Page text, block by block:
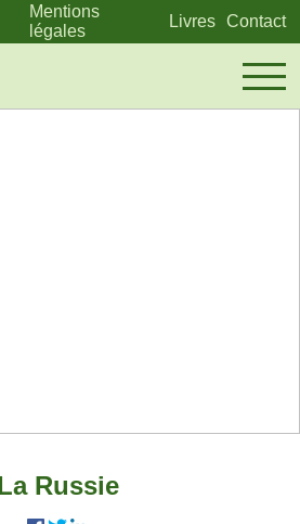
Mentions
légales
Livres Contact
Russie